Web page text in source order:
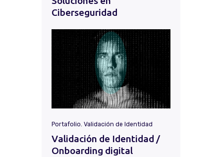
Ciberseguridad
Portafolio, Validación de Identidad
Validación de Identidad /
Onboarding digital